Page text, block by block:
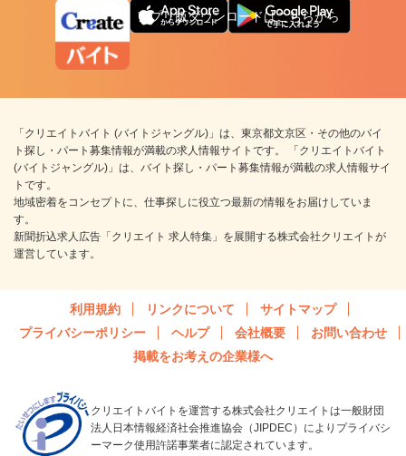
アプリ版ダウンロードはこちらから
「クリエイトバイト (バイトジャングル)」は、東京都文京区・その他のバイ
ト探し・パート募集情報が満載の求人情報サイトです。 「クリエイトバイト
(バイトジャングル)」は、バイト探し・パート募集情報が満載の求人情報サイ
トです。
地域密着をコンセプトに、仕事探しに役立つ最新の情報をお届けしていま
す。
新聞折込求人広告「クリエイト 求人特集」を展開する株式会社クリエイトが
運営しています。
利用規約 リンクについて
サイトマップ
プライバシーポリシー
ヘルプ 会社概要
お問い合わせ
掲載をお考えの企業様へ
クリエイトバイトを運営する株式会社クリエイトは一般財団
法人日本情報経済社会推進協会（JIPDEC）によりプライバシ
ーマーク使用許諾事業者に認定されています。